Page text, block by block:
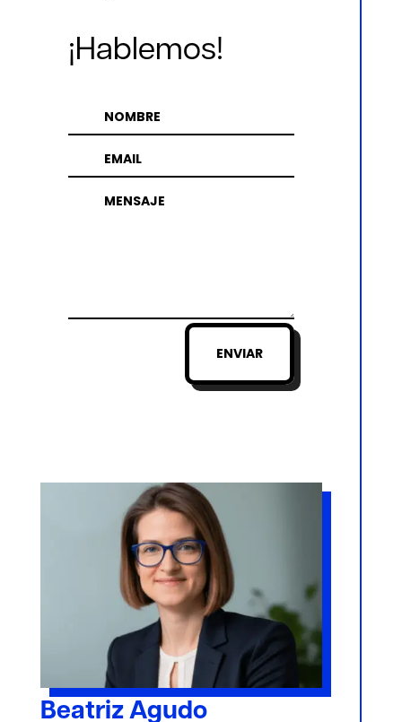
¡Hablemos!
ENVIAR
Beatriz Agudo